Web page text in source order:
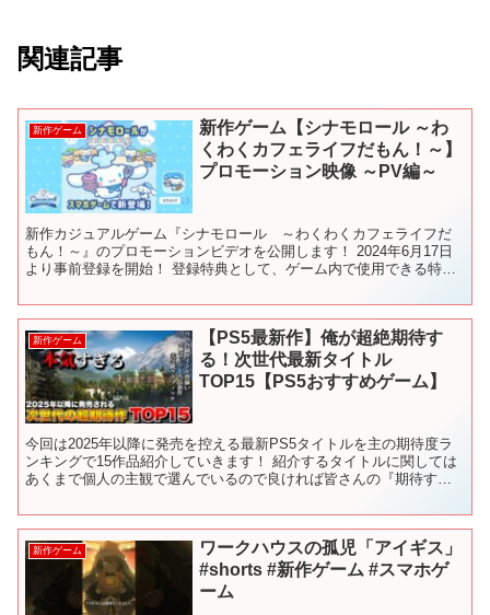
関連記事
新作ゲーム
新作ゲーム【シナモロール ～わ
くわくカフェライフだもん！～】
プロモーション映像 ～PV編～
新作カジュアルゲーム『シナモロール ～わくわくカフェライフだ
もん！～』のプロモーションビデオを公開します！ 2024年6月17日
より事前登録を開始！ 登録特典として、ゲーム内で使用できる特別
新作ゲーム
【PS5最新作】俺が超絶期待す
る！次世代最新タイトル
TOP15【PS5おすすめゲーム】
今回は2025年以降に発売を控える最新PS5タイトルを主の期待度ラ
ンキングで15作品紹介していきます！ 紹介するタイトルに関しては
あくまで個人の主観で選んでいるので良ければ皆さんの『期待する
新作ゲーム
ワークハウスの孤児「アイギス」
#shorts #新作ゲーム #スマホゲ
ーム